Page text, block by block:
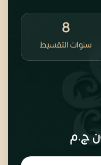
8
سنوات التقسيط
ج.م